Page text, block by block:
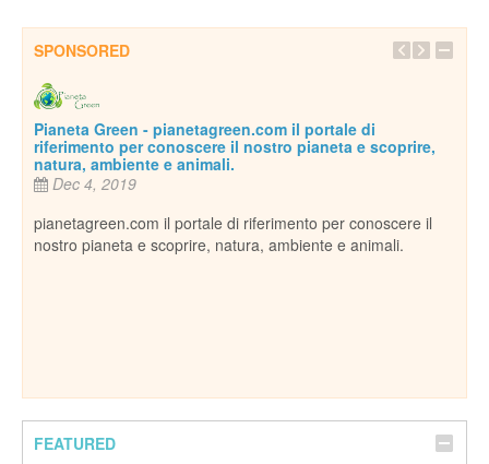
SPONSORED
Pianeta Green - pianetagreen.com il portale di
riferimento per conoscere il nostro pianeta e scoprire,
natura, ambiente e animali.
Dec 4, 2019
pianetagreen.com il portale di riferimento per conoscere il
nostro pianeta e scoprire, natura, ambiente e animali.
FEATURED